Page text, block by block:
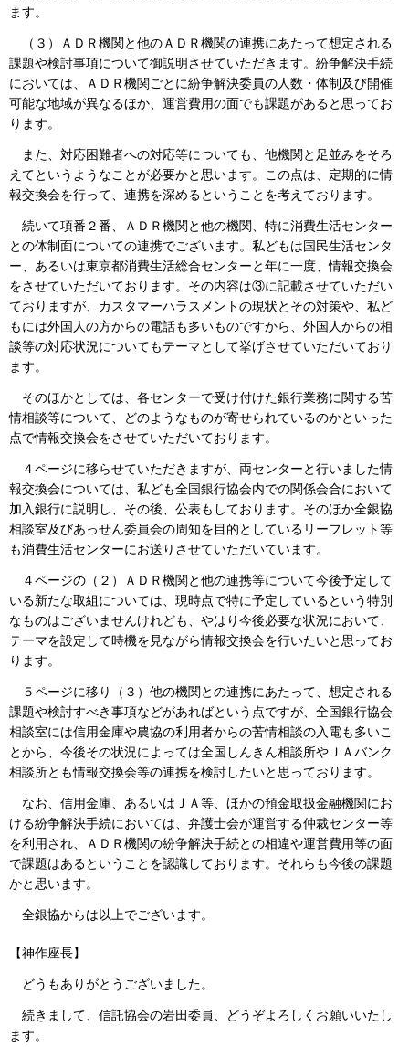
ます。
（３）ＡＤＲ機関と他のＡＤＲ機関の連携にあたって想定される
課題や検討事項について御説明させていただきます。紛争解決手続
においては、ＡＤＲ機関ごとに紛争解決委員の人数・体制及び開催
可能な地域が異なるほか、運営費用の面でも課題があると思ってお
ります。
また、対応困難者への対応等についても、他機関と足並みをそろ
えてというようなことが必要かと思います。この点は、定期的に情
報交換会を行って、連携を深めるということを考えております。
続いて項番２番、ＡＤＲ機関と他の機関、特に消費生活センター
との体制面についての連携でございます。私どもは国民生活センタ
ー、あるいは東京都消費生活総合センターと年に一度、情報交換会
をさせていただいております。その内容は③に記載させていただい
ておりますが、カスタマーハラスメントの現状とその対策や、私ど
もには外国人の方からの電話も多いものですから、外国人からの相
談等の対応状況についてもテーマとして挙げさせていただいており
ます。
そのほかとしては、各センターで受け付けた銀行業務に関する苦
情相談等について、どのようなものが寄せられているのかといった
点で情報交換会をさせていただいております。
４ページに移らせていただきますが、両センターと行いました情
報交換会については、私ども全国銀行協会内での関係会合において
加入銀行に説明し、その後、公表もしております。そのほか全銀協
相談室及びあっせん委員会の周知を目的としているリーフレット等
も消費生活センターにお送りさせていただいています。
４ページの（２）ＡＤＲ機関と他の連携等について今後予定して
いる新たな取組については、現時点で特に予定しているという特別
なものはございませんけれども、やはり今後必要な状況において、
テーマを設定して時機を見ながら情報交換会を行いたいと思ってお
ります。
５ページに移り（３）他の機関との連携にあたって、想定される
課題や検討すべき事項などがあればという点ですが、全国銀行協会
相談室には信用金庫や農協の利用者からの苦情相談の入電も多いこ
とから、今後その状況によっては全国しんきん相談所やＪＡバンク
相談所とも情報交換会等の連携を検討したいと思っております。
なお、信用金庫、あるいはＪＡ等、ほかの預金取扱金融機関にお
ける紛争解決手続においては、弁護士会が運営する仲裁センター等
を利用され、ＡＤＲ機関の紛争解決手続との相違や運営費用等の面
で課題はあるということを認識しております。それらも今後の課題
かと思います。
全銀協からは以上でございます。
【神作座長】
どうもありがとうございました。
続きまして、信託協会の岩田委員、どうぞよろしくお願いいたし
ます。